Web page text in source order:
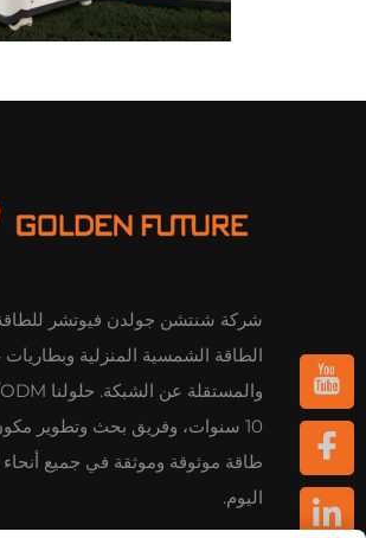
شركة شنتشن جولدن فيوتشر
طاقة موثوقة وموثقة في جميع
اليوم.